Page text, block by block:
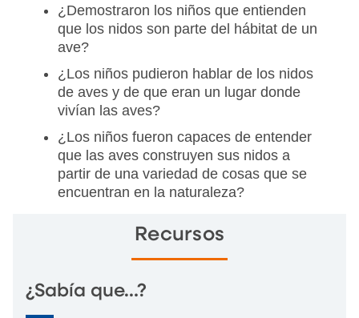
¿Demostraron los niños que entienden
que los nidos son parte del hábitat de un
ave?
¿Los niños pudieron hablar de los nidos
de aves y de que eran un lugar donde
vivían las aves?
¿Los niños fueron capaces de entender
que las aves construyen sus nidos a
partir de una variedad de cosas que se
encuentran en la naturaleza?
Recursos
¿Sabía que…?